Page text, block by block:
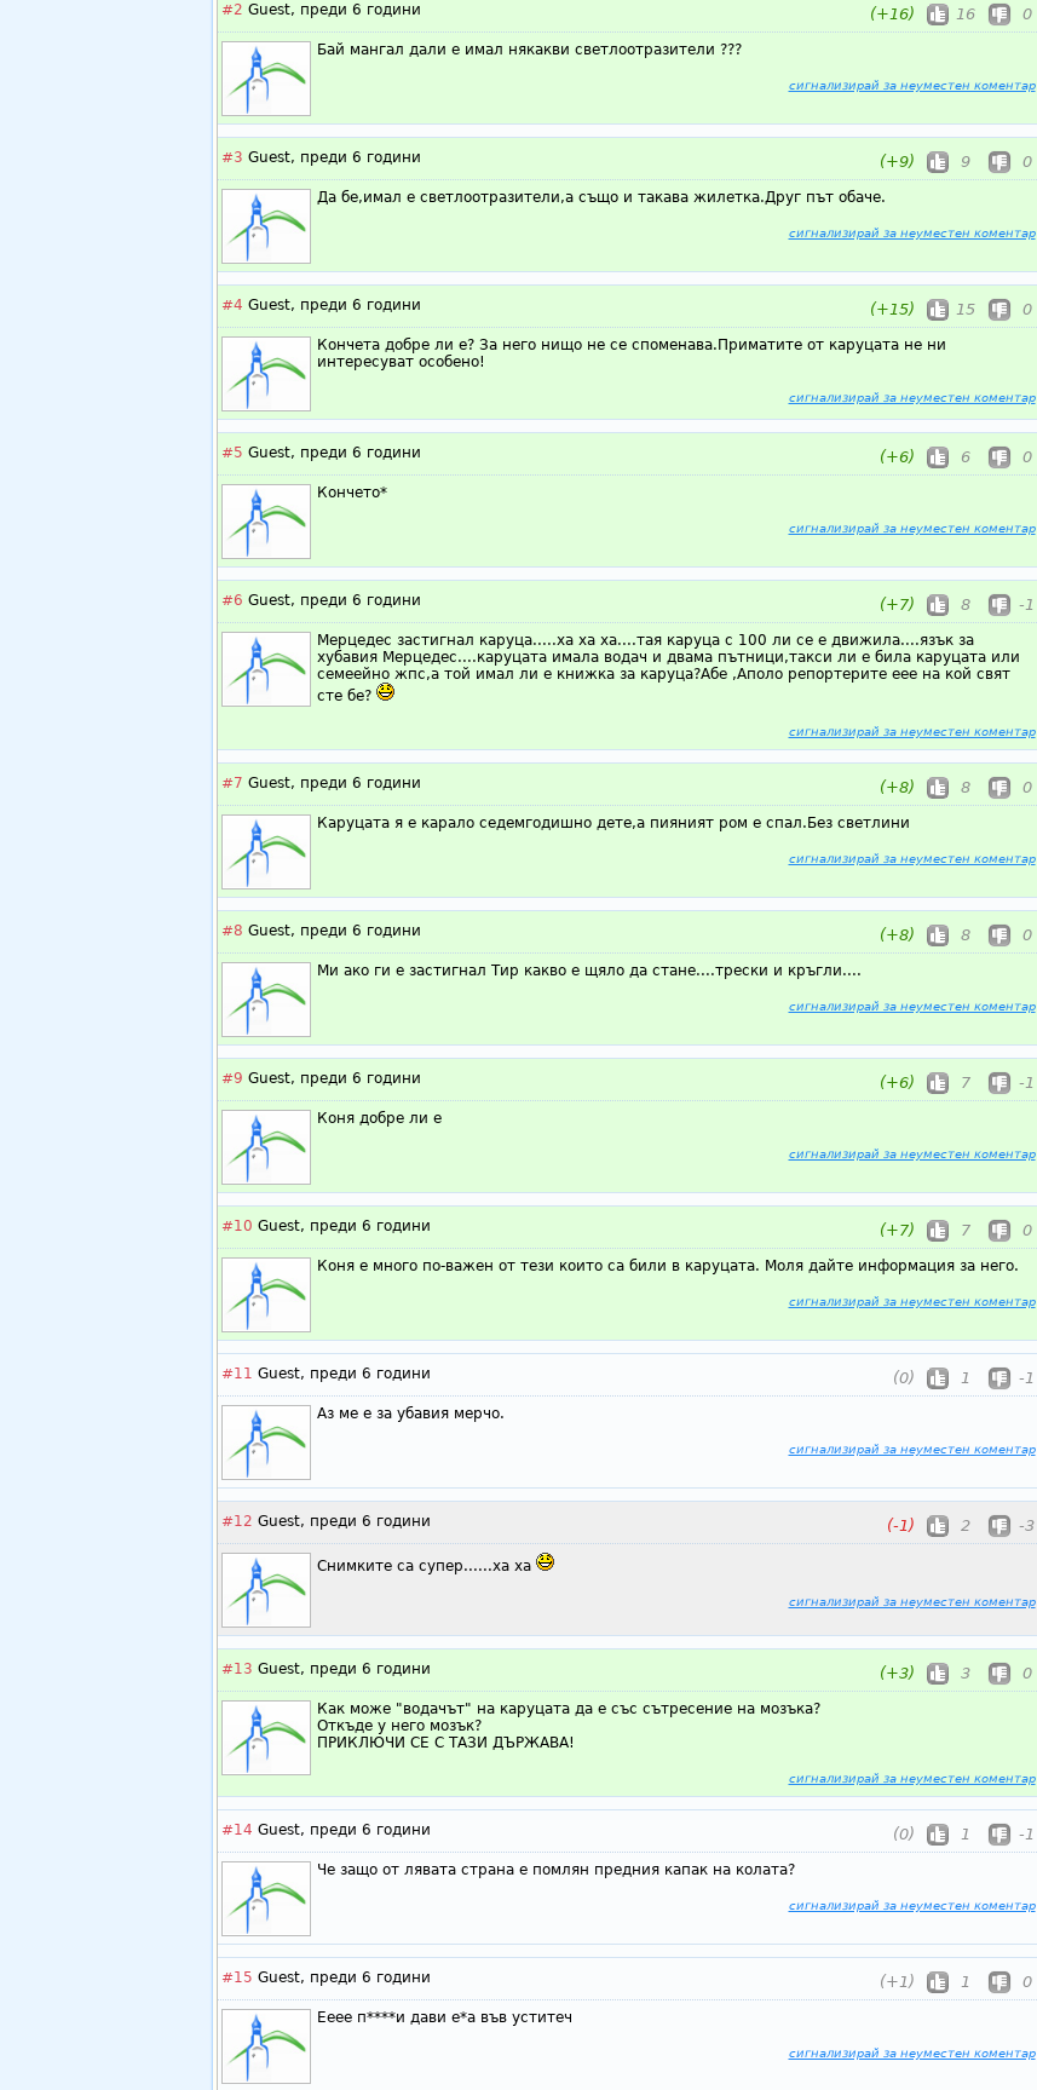
#2 Guest, преди 6 години (+16) 16 0
Бай мангал дали е имал някакви светлоотразители ???
сигнализирай за неуместен коментар
#3 Guest, преди 6 години (+9) 9 0
Да бе,имал е светлоотразители,а също и такава жилетка.Друг път обаче.
сигнализирай за неуместен коментар
#4 Guest, преди 6 години (+15) 15 0
Кончета добре ли е? За него нищо не се споменава.Приматите от каруцата не ни
интересуват особено!
сигнализирай за неуместен коментар
#5 Guest, преди 6 години (+6) 6 0
Кончето*
сигнализирай за неуместен коментар
#6 Guest, преди 6 години (+7) 8 -1
Мерцедес застигнал каруца.....ха ха ха....тая каруца с 100 ли се е движила....язък за
хубавия Мерцедес....каруцата имала водач и двама пътници,такси ли е била каруцата или
семеейно жпс,а той имал ли е книжка за каруца?Абе ,Аполо репортерите еее на кой свят
сте бе?
сигнализирай за неуместен коментар
#7 Guest, преди 6 години (+8) 8 0
Каруцата я е карало седемгодишно дете,а пияният ром е спал.Без светлини
сигнализирай за неуместен коментар
#8 Guest, преди 6 години (+8) 8 0
Ми ако ги е застигнал Тир какво е щяло да стане....трески и кръгли....
сигнализирай за неуместен коментар
#9 Guest, преди 6 години (+6) 7 -1
Коня добре ли е
сигнализирай за неуместен коментар
#10 Guest, преди 6 години (+7) 7 0
Коня е много по-важен от тези които са били в каруцата. Моля дайте информация за него.
сигнализирай за неуместен коментар
#11 Guest, преди 6 години (0) 1 -1
Аз ме е за убавия мерчо.
сигнализирай за неуместен коментар
#12 Guest, преди 6 години (-1) 2 -3
Снимките са супер......ха ха
сигнализирай за неуместен коментар
#13 Guest, преди 6 години (+3) 3 0
Как може "водачът" на каруцата да е със сътресение на мозъка?
Откъде у него мозък?
ПРИКЛЮЧИ СЕ С ТАЗИ ДЪРЖАВА!
сигнализирай за неуместен коментар
#14 Guest, преди 6 години (0) 1 -1
Че защо от лявата страна е помлян предния капак на колата?
сигнализирай за неуместен коментар
#15 Guest, преди 6 години (+1) 1 0
Ееее п****и дави е*а във уститеч
сигнализирай за неуместен коментар